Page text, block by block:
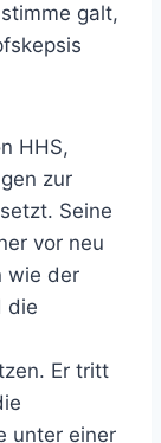
galt,
HHS,
zur
Seine
vor neu
wie der
die
Er tritt
unter einer